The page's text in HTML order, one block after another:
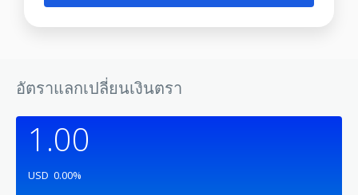
อัตราแลกเปลี่ยนเงินตรา
1.00
USD 0.00%